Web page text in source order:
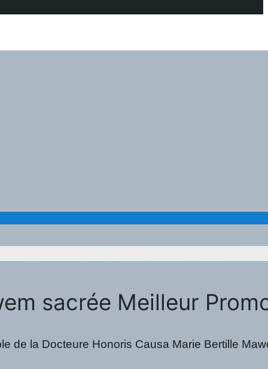
sacrée Meilleur
de la Docteure Honoris Causa Marie Bertille